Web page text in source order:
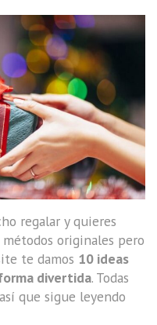
regalar y quieres
originales pero
te damos 10 ideas
divertida. Todas
que sigue leyendo